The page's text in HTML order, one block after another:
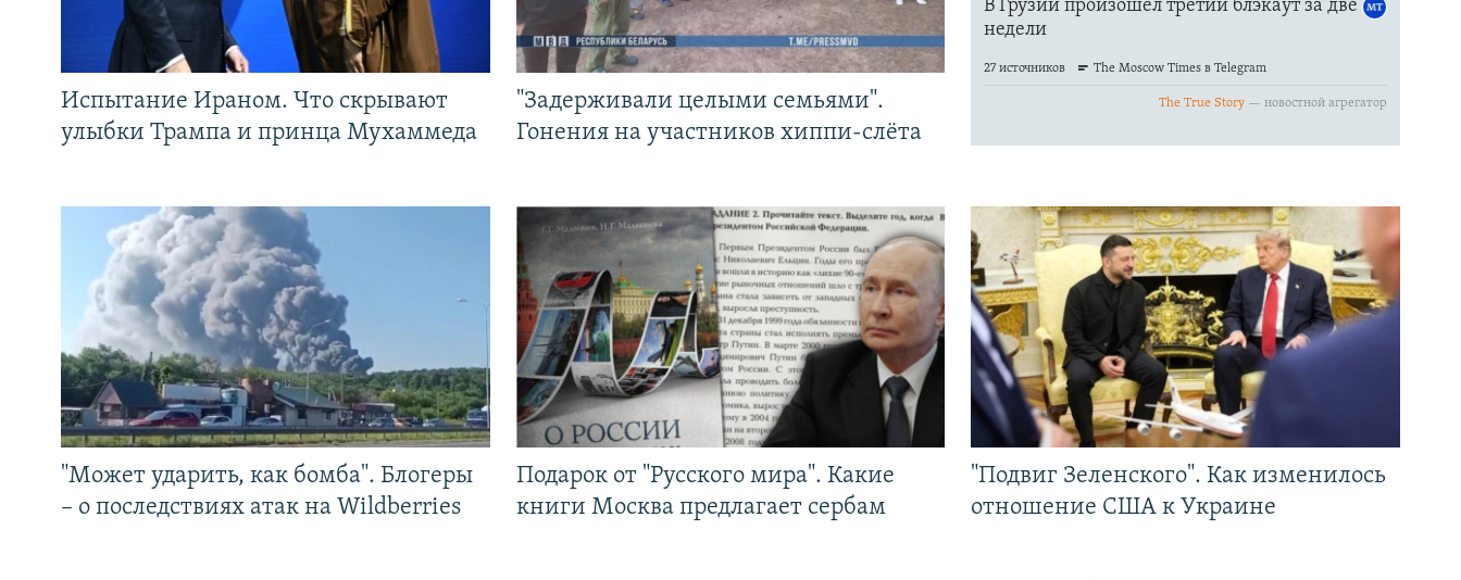
Испытание Ираном. Что скрывают
улыбки Трампа и принца Мухаммеда
"Задерживали целыми семьями".
Гонения на участников хиппи-слёта
"Может ударить, как бомба". Блогеры
– о последствиях атак на Wildberries
Подарок от "Русского мира". Какие
книги Москва предлагает сербам
"Подвиг Зеленского". Как изменилось
отношение США к Украине